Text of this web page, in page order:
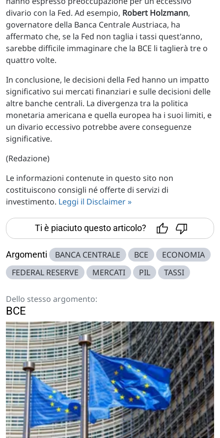
divario con la Fed. Ad esempio, Robert Holzmann,
governatore della Banca Centrale Austriaca, ha
affermato che, se la Fed non taglia i tassi quest'anno,
sarebbe difficile immaginare che la BCE li taglierà tre o
quattro volte.
In conclusione, le decisioni della Fed hanno un impatto
significativo sui mercati finanziari e sulle decisioni delle
altre banche centrali. La divergenza tra la politica
monetaria americana e quella europea ha i suoi limiti, e
un divario eccessivo potrebbe avere conseguenze
significative.
(Redazione)
Le informazioni contenute in questo sito non
costituiscono consigli né offerte di servizi di
investimento. Leggi il Disclaimer »
Ti è piaciuto questo articolo?
Argomenti BANCA CENTRALE BCE
ECONOMIA
FEDERAL RESERVE
MERCATI PIL TASSI
Dello stesso argomento:
BCE